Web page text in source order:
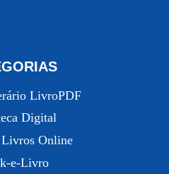
LivroPDF
Digital
Livros Online
e-Livro